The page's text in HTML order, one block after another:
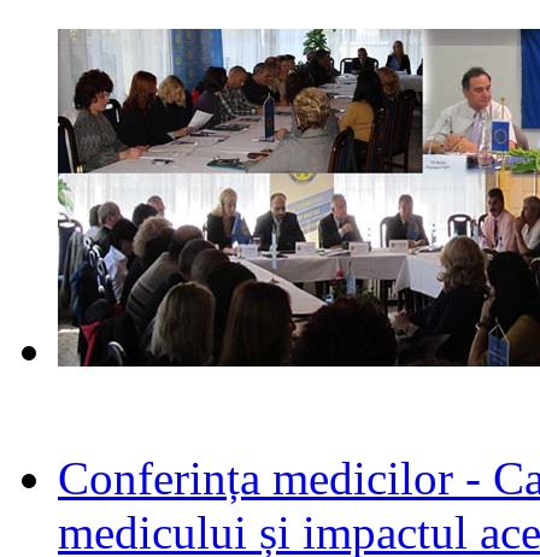
Conferința medicilor -
medicului și impactul